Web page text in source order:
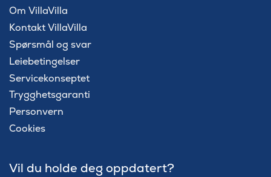
Om VillaVilla
Kontakt VillaVilla
Spørsmål og svar
Leiebetingelser
Servicekonseptet
Trygghetsgaranti
Personvern
Cookies
Vil du holde deg oppdatert?